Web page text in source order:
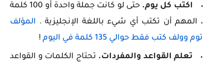
اكتب كل يوم.
حتى لو كانت جملة واحدة أو 100 كلمة
، المهم أن تكتب أي شيء باللغة الإنجليزية . المؤلف
توم وولف كتب فقط حوالي 135 كلمة في اليوم
!
تعلم القواعد والمفردات. تحتاج الكلمات و القواعد